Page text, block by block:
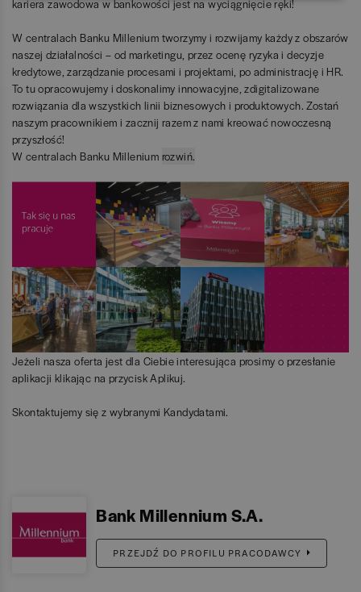
kariera zawodowa w bankowości jest na wyciągnięcie ręki!
W centralach Banku Millenium tworzymy i rozwijamy każdy z obszarów
naszej działalności – od marketingu, przez ocenę ryzyka i decyzje
kredytowe, zarządzanie procesami i projektami, po administrację i HR.
To tu opracowujemy i doskonalimy innowacyjne, zdigitalizowane
rozwiązania dla wszystkich linii biznesowych i produktowych. Zostań
naszym pracownikiem i zacznij razem z nami kreować nowoczesną
przyszłość!
W centralach Banku Millenium rozwiń.
Jeżeli nasza oferta jest dla Ciebie interesująca prosimy o przesłanie
aplikacji klikając na przycisk Aplikuj.
Skontaktujemy się z wybranymi Kandydatami.
Bank Millennium S.A.
PRZEJDŹ DO PROFILU PRACODAWCY